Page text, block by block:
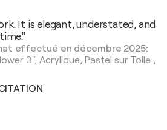
It is elegant, understated, and
effectué en décembre 2025:
3", Acrylique, Pastel sur Toile,